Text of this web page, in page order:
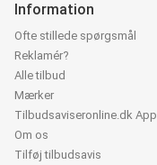
Information
Ofte stillede spørgsmål
Reklamér?
Alle tilbud
Mærker
Tilbudsaviseronline.dk App
Om os
Tilføj tilbudsavis